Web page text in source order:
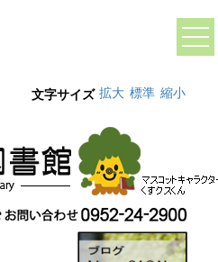
文字サイズ 拡大 標準 縮小